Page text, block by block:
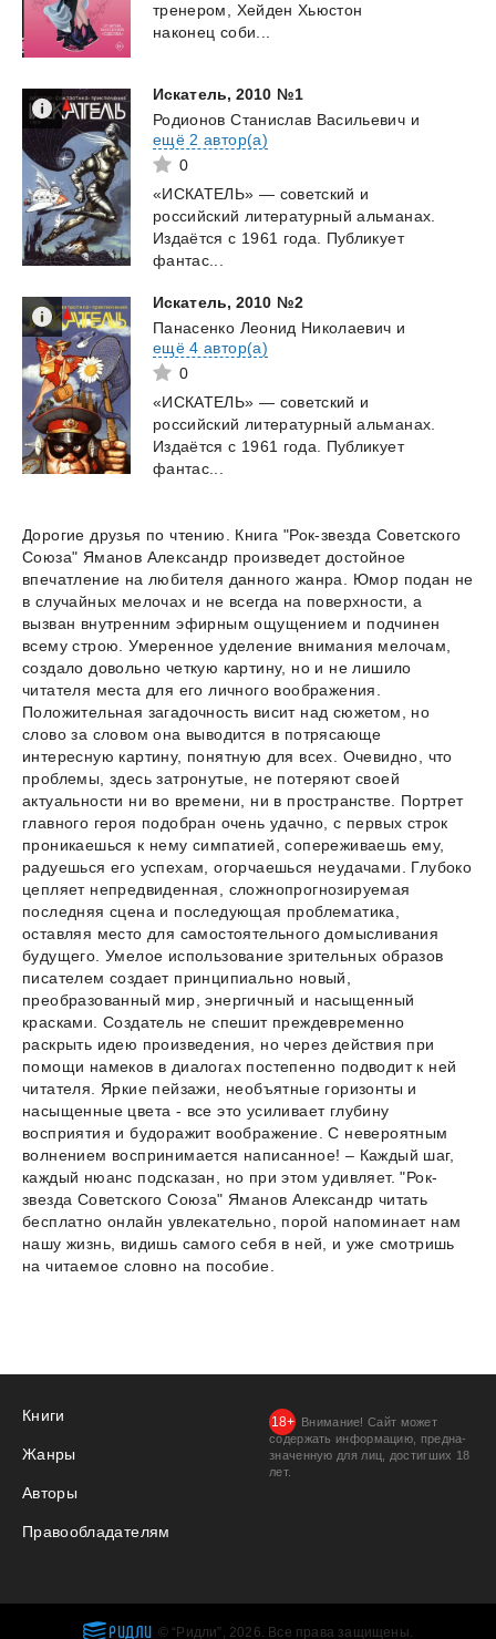
тренером, Хейден Хьюстон
наконец соби...
Искатель, 2010 №1
Родионов Станислав Васильевич и
ещё 2 автор(а)
0
«ИСКАТЕЛЬ» — советский и
российский литературный альманах.
Издаётся с 1961 года. Публикует
фантас...
Искатель, 2010 №2
Панасенко Леонид Николаевич и
ещё 4 автор(а)
0
«ИСКАТЕЛЬ» — советский и
российский литературный альманах.
Издаётся с 1961 года. Публикует
фантас...
Дорогие друзья по чтению. Книга "Рок-звезда Советского
Союза" Яманов Александр произведет достойное
впечатление на любителя данного жанра. Юмор подан не
в случайных мелочах и не всегда на поверхности, а
вызван внутренним эфирным ощущением и подчинен
всему строю. Умеренное уделение внимания мелочам,
создало довольно четкую картину, но и не лишило
читателя места для его личного воображения.
Положительная загадочность висит над сюжетом, но
слово за словом она выводится в потрясающе
интересную картину, понятную для всех. Очевидно, что
проблемы, здесь затронутые, не потеряют своей
актуальности ни во времени, ни в пространстве. Портрет
главного героя подобран очень удачно, с первых строк
проникаешься к нему симпатией, сопереживаешь ему,
радуешься его успехам, огорчаешься неудачами. Глубоко
цепляет непредвиденная, сложнопрогнозируемая
последняя сцена и последующая проблематика,
оставляя место для самостоятельного домысливания
будущего. Умелое использование зрительных образов
писателем создает принципиально новый,
преобразованный мир, энергичный и насыщенный
красками. Создатель не спешит преждевременно
раскрыть идею произведения, но через действия при
помощи намеков в диалогах постепенно подводит к ней
читателя. Яркие пейзажи, необъятные горизонты и
насыщенные цвета - все это усиливает глубину
восприятия и будоражит воображение. С невероятным
волнением воспринимается написанное! – Каждый шаг,
каждый нюанс подсказан, но при этом удивляет. "Рок-
звезда Советского Союза" Яманов Александр читать
бесплатно онлайн увлекательно, порой напоминает нам
нашу жизнь, видишь самого себя в ней, и уже смотришь
на читаемое словно на пособие.
Книги
Жанры
Авторы
Правообладателям
Внимание! Сайт может
содержать информацию, предна­
значенную для лиц, дости­гших 18
лет.
РИДЛИ © “Ридли”, 2026. Все права защищены.